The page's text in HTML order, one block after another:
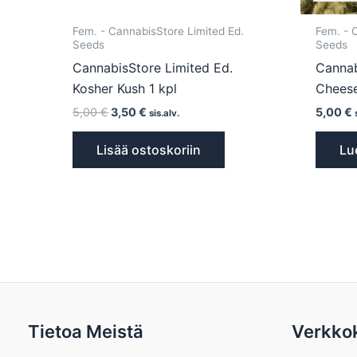
Fem. - CannabisStore Limited Ed.
Seeds
CannabisStore Limited Ed.
Kosher Kush 1 kpl
5,00€3,50€ sis.alv.
Lisää ostoskoriin
Fem. -
Seeds
5,00€
Tietoa Meistä